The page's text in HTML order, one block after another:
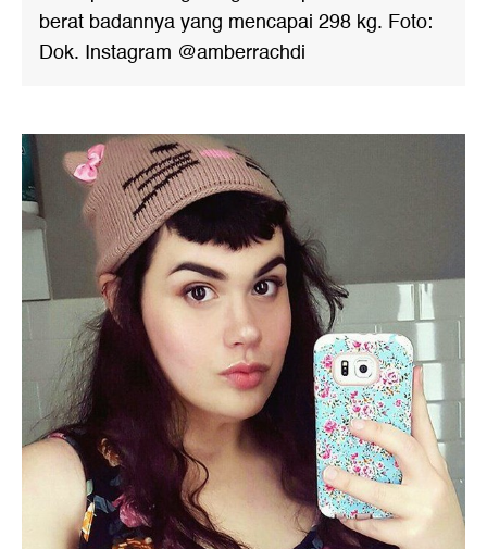
berat badannya yang mencapai 298 kg. Foto:
Dok. Instagram @amberrachdi